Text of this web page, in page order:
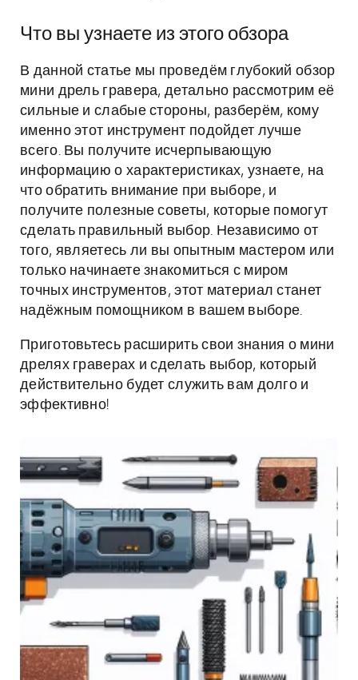
Что вы узнаете из этого обзора
В данной статье мы проведём глубокий обзор
мини дрель гравера, детально рассмотрим её
сильные и слабые стороны, разберём, кому
именно этот инструмент подойдет лучше
всего. Вы получите исчерпывающую
информацию о характеристиках, узнаете, на
что обратить внимание при выборе, и
получите полезные советы, которые помогут
сделать правильный выбор. Независимо от
того, являетесь ли вы опытным мастером или
только начинаете знакомиться с миром
точных инструментов, этот материал станет
надёжным помощником в вашем выборе.
Приготовьтесь расширить свои знания о мини
дрелях граверах и сделать выбор, который
действительно будет служить вам долго и
эффективно!